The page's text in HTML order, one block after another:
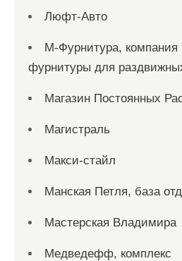
Люфт-Авто
М-Фурнитура, компания
фурнитуры для
Магазин Постоянных
Магистраль
Макси-стайл
Манская Петля, база
Мастерская Владимира
Медведефф, комплекс